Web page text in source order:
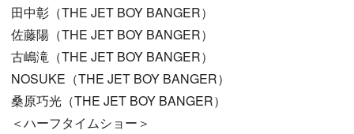
田中彰（THE JET BOY BANGER）
佐藤陽（THE JET BOY BANGER）
古嶋滝（THE JET BOY BANGER）
NOSUKE（THE JET BOY BANGER）
桑原巧光（THE JET BOY BANGER）
＜ハーフタイムショー＞